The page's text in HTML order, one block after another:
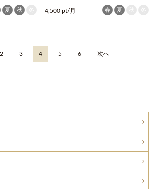
夏 秋 4,500 pt/月 春 夏
2 3 4 5 6 次へ